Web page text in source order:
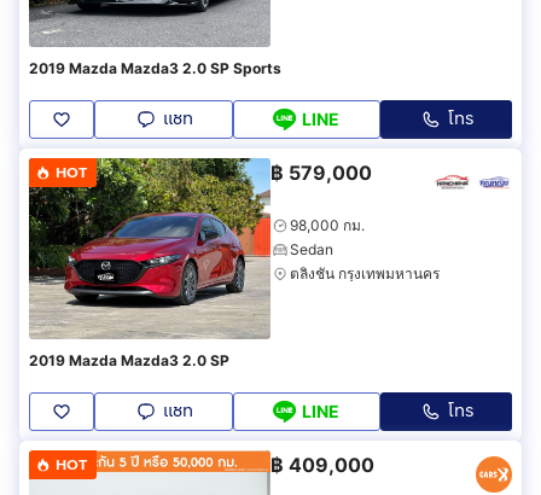
2019 Mazda Mazda3 2.0 SP Sports
แชท LINE โทร
HOT ฿ 579,000
98,000 กม.
Sedan
ตลิ่งชัน กรุงเทพมหานคร
2019 Mazda Mazda3 2.0 SP
แชท LINE โทร
HOT ฿ 409,000